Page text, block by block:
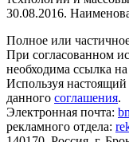
30.08.2016.
Полное или
При согласованном
необходима ссылка на
Используя настоящий
данного соглашения.
Электронная почта:
рекламного отдела: